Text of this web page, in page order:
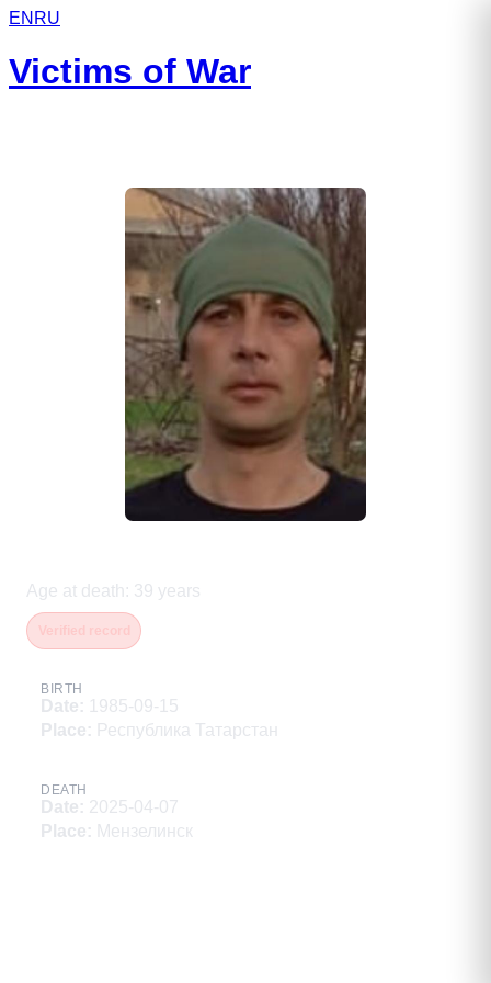
EN RU
Victims of War
Age at death : 39 years
BIRTH
Date: 1985-09-15
Place: Республика Татарстан
DEATH
Date: 2025-04-07
Place: Мензелинск